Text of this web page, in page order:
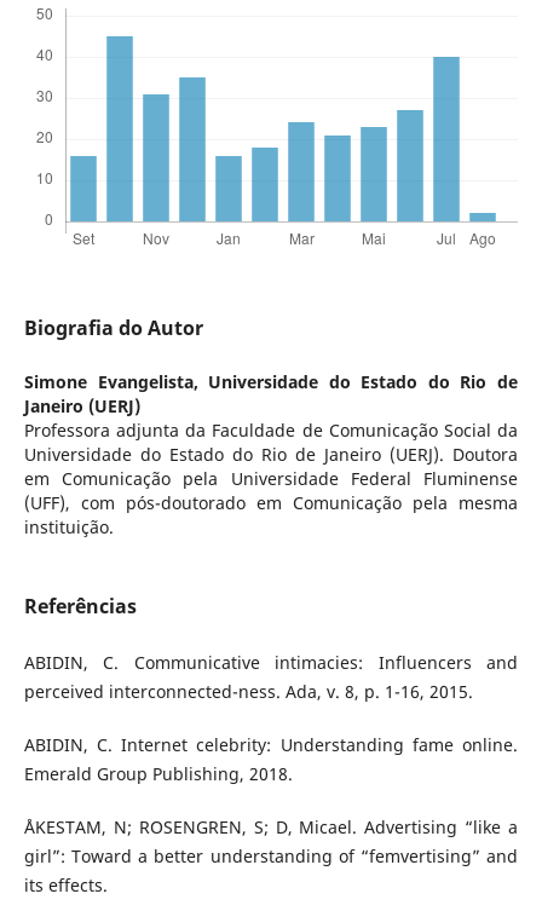
Biografia do Autor
Simone Evangelista, Universidade do Estado do Rio de
Janeiro (UERJ)
Professora adjunta da Faculdade de Comunicação Social da
Universidade do Estado do Rio de Janeiro (UERJ). Doutora
em Comunicação pela Universidade Federal Fluminense
(UFF), com pós-doutorado em Comunicação pela mesma
instituição.
Referências
ABIDIN, C. Communicative intimacies: Influencers and
perceived interconnected-ness. Ada, v. 8, p. 1-16, 2015.
ABIDIN, C. Internet celebrity: Understanding fame online.
Emerald Group Publishing, 2018.
ÅKESTAM, N; ROSENGREN, S; D, Micael. Advertising “like a
girl”: Toward a better understanding of “femvertising” and
its effects.